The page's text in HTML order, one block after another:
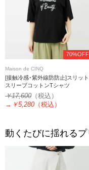
70%OFF
Maison de CINQ
[接触冷感･紫外線防防止]スリット
スリーブコットンTシャツ
￥17,600 （税込）
→ ￥5,280 （税込）
動くたびに揺れるプ